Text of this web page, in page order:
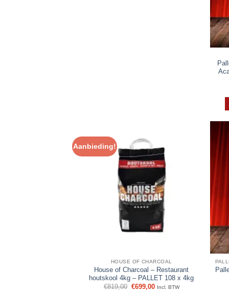
Aanbieding!
HOUSE OF CHARCOAL
House of Charcoal – Restaurant
houtskool 4kg – PALLET 108 x 4kg
€819,00 Oorspronkelijke
€699,00Huidige
Incl. BTW